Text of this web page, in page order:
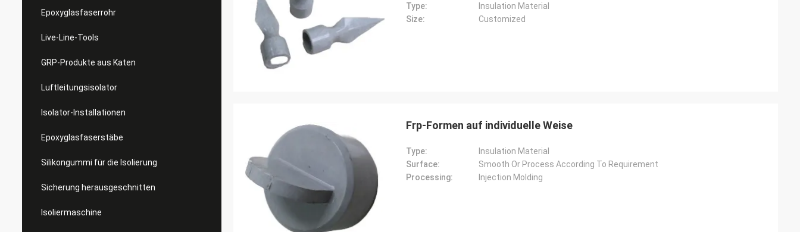
Epoxyglasfaserrohr
Live-Line-Tools
GRP-Produkte aus Katen
Luftleitungsisolator
Isolator-Installationen
Epoxyglasfaserstäbe
Silikongummi für die Isolierung
Sicherung herausgeschnitten
Isoliermaschine
Type:
Insulation Material
Size:
Customized
Frp-Formen auf individuelle Weise
Type:
Insulation Material
Surface:
Smooth Or Process According To Requirement
Processing:
Injection Molding